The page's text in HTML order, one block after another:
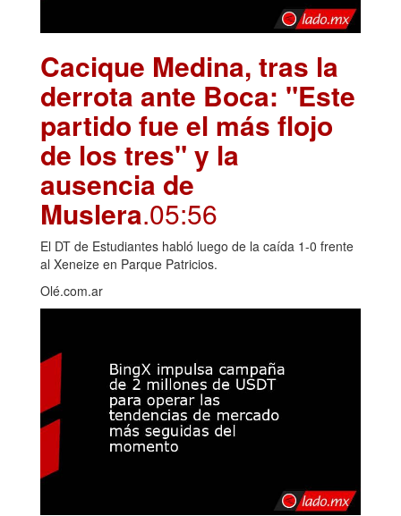
Cacique Medina, tras la
derrota ante Boca: "Este
partido fue el más flojo
de los tres" y la
ausencia de
Muslera.05:56
El DT de Estudiantes habló luego de la caída 1-0 frente
al Xeneize en Parque Patricios.
Olé.com.ar